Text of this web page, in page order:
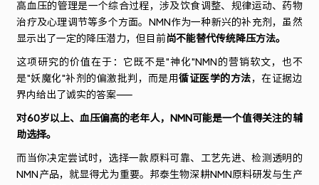
高血压的管理是一个综合过程，涉及饮食调整、规律运动、药物
治疗及心理调节等多个方面。
NMN 作为一种新兴的补充剂，虽然
显示出了一定的降压潜力，但目前尚不能替代传统降压方法。
这项研究的价值在于：它既不是"神化"NMN 的营销软文，也不
是"妖魔化"补剂的偏激批判，而是用循证医学的方法 ，在证据边
界内给出了诚实的答案——
对60岁以上、血压偏高的老年人， NMN 可能是一个值得关注的辅
助选择。
而当你决定尝试时，选择一款原料可靠、工艺先进、检测透明的
NMN 产品，就显得尤为重要。邦泰生物深耕NMN 原料研发与生产